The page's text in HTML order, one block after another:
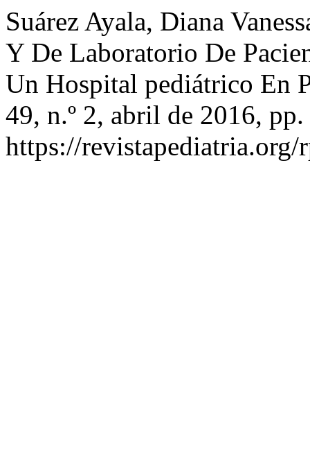
Suárez Ayala, Diana
Y De Laboratorio De
Un Hospital pediátrico En
49, n.º 2, abril de 2016,
https://